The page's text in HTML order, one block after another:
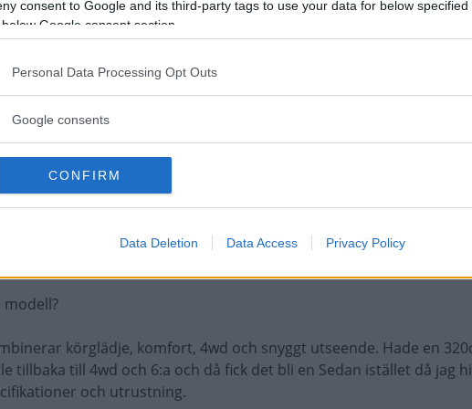
consent to Google and its third-party tags to use your data for below specified
below Google consent section.
Personal Data Processing Opt Outs
Google consents
CONFIRM
Data Deletion Data Access Privacy Policy
och plocka ur 400hk, utan att öppna motorn !!
friska pållar, manuell ZF låda och diffbroms i bakaxeln (bilen hade
av samma modell, men det senaste ex:t jag hittade är aldrig
mil på 20 år !!
och vilken årsmodell?
körglädje, komfort, 4wd och snyggt utseende. Hade en
tillbaka till 4wd och 6:a och då fick det bli en Sedan istället då jag
och utrustning.